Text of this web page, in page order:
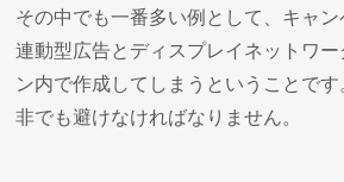
その中でも一番多い例として、キャ
連動型広告とディスプレイネットワ
ン内で作成してしまうということで
非でも避けなければなりません。